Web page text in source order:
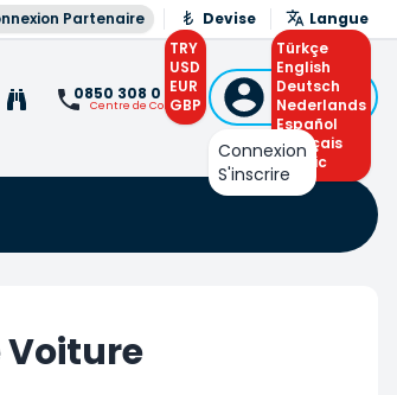
Partenaire
Devise
TRY
USD
EUR
GBP
Langue
Türkçe
English
Deutsch
Nederlands
Español
Français
Arabic
0850 308 0 308
Centre de Contact
Connexion
ou S'inscrire
Connexion
S'inscrire
Voiture